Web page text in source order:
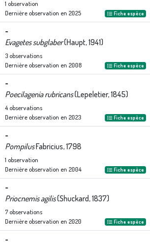
1 observation
Dernière observation en 2025 Fiche espèce
-
Evagetes subglaber(Haupt, 1941)
3observations
Dernière observation en 2008 Fiche espèce
-
Poecilagenia rubricans(Lepeletier, 1845)
4observations
Dernière observation en 2023 Fiche espèce
-
PompilusFabricius, 1798
1 observation
Dernière observation en 2004 Fiche espèce
-
Priocnemis agilis(Shuckard, 1837)
7observations
Dernière observation en 2020 Fiche espèce
-